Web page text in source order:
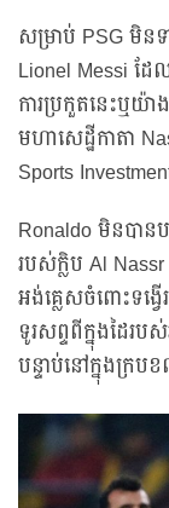
សម្រាប់ PSG មិន
Lionel Messi ដែ
ការប្រកួតនេះឬយ៉
មហាសេដ្ឋីកាតា
Sports
Ronaldo មិនបាន
របស់ក្លិប Al
អង់គ្លេសចំពោះទង្
ទូរសព្ទពីក្នុងដៃរប
បន្ទាប់នៅក្នុងក្រ